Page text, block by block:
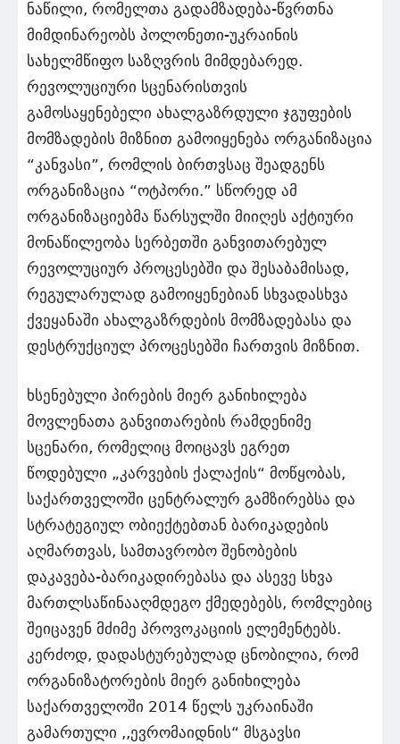
ნაწილი, რომელთა გადამზადება-წვრთნა
მიმდინარეობს პოლონეთი-უკრაინის
სახელმწიფო საზღვრის მიმდებარედ.
რევოლუციური სცენარისთვის
გამოსაყენებელი ახალგაზრდული ჯგუფების
მომზადების მიზნით გამოიყენება ორგანიზაცია
“კანვასი”, რომლის ბირთვსაც შეადგენს
ორგანიზაცია “ოტპორი.” სწორედ ამ
ორგანიზაციებმა წარსულში მიიღეს აქტიური
მონაწილეობა სერბეთში განვითარებულ
რევოლუციურ პროცესებში და შესაბამისად,
რეგულარულად გამოიყენებიან სხვადასხვა
ქვეყანაში ახალგაზრდების მომზადებასა და
დესტრუქციულ პროცესებში ჩართვის მიზნით.
ხსენებული პირების მიერ განიხილება
მოვლენათა განვითარების რამდენიმე
სცენარი, რომელიც მოიცავს ეგრეთ
წოდებული „კარვების ქალაქის“ მოწყობას,
საქართველოში ცენტრალურ გამზირებსა და
სტრატეგიულ ობიექტებთან ბარიკადების
აღმართვას, სამთავრობო შენობების
დაკავება-ბარიკადირებასა და ასევე სხვა
მართლსაწინააღმდეგო ქმედებებს, რომლებიც
შეიცავენ მძიმე პროვოკაციის ელემენტებს.
კერძოდ, დადასტურებულად ცნობილია, რომ
ორგანიზატორების მიერ განიხილება
საქართველოში 2014 წელს უკრაინაში
გამართული ,,ევრომაიდნის“ მსგავსი